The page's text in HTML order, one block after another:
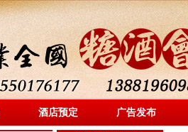
酒店预定 广告发布